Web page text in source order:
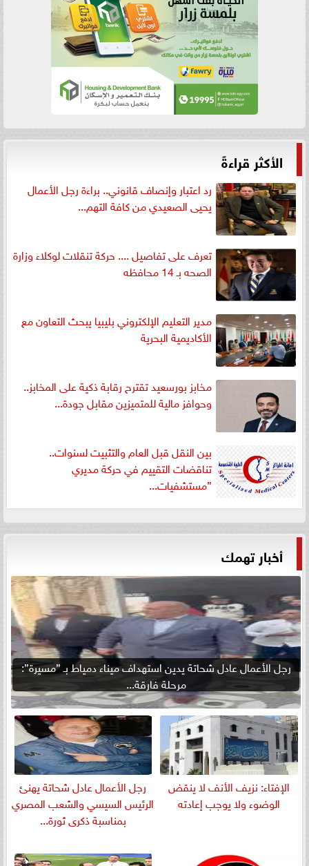
الأكثر قراءةً
رد اعتبار وإنصاف قانوني.. براءة رجل الأعمال
يحيى الصعيدي من كافة التهم...
تعرف على تفاصيل .... حركة تنقلات لوكلاء وزارة
الصحه بـ 14 محافظه
مدير التعليم الإلكتروني بليبيا يبحث التعاون مع
الأكاديمية البحرية
مخابز بورسعيد تقترح رقابة ذكية على المخابز..
وحوافز مالية للمتميزين مقابل جودة...
بين النقل قبل العام والتثبيت لسنوات..
تناقضات التقييم في حركة مديري
”مستشفيات...
أخبار تهمك
رجل الأعمال عادل شحاتة يدين استهداف ميناء دمياط بـ ”مسيرة”:
مرحلة فارقة...
الإفتاء: نزيف الأنف لا ينقض
الوضوء ولا يوجب إعادته
رجل الأعمال عادل شحاتة يهنئ
الرئيس السيسي والشعب المصري
بمناسبة ذكرى ثورة...